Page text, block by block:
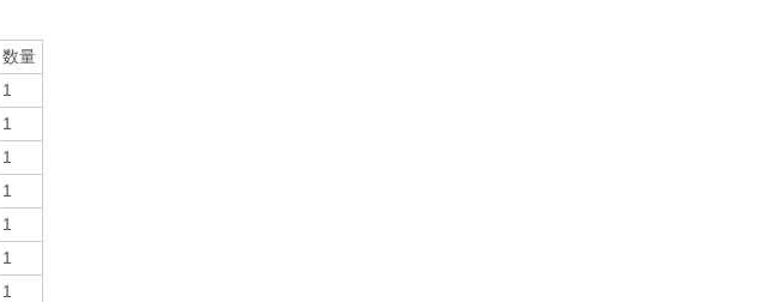
数量
1
1
1
1
1
1
1